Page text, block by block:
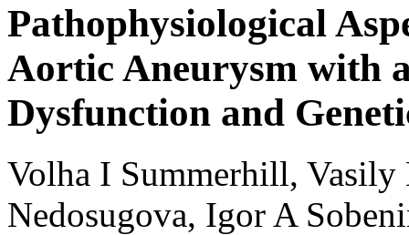
Pathophysiological
Aortic Aneurysm with
Dysfunction and
Volha I Summerhill,
Nedosugova, Igor A